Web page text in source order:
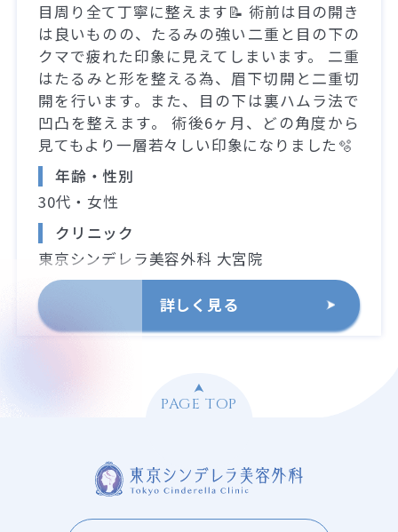
目周り全て丁寧に整えます📝 術前は目の開き
は良いものの、たるみの強い二重と目の下の
クマで疲れた印象に見えてしまいます。 二重
はたるみと形を整える為、眉下切開と二重切
開を行います。また、目の下は裏ハムラ法で
凹凸を整えます。 術後6ヶ月、どの角度から
見てもより一層若々しい印象になりました🫧
年齢・性別
30代・女性
クリニック
東京シンデレラ美容外科 大宮院
詳しく見る
PAGE TOP